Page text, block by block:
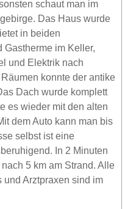
schaut man im
Das Haus wurde
in beiden
im Keller,
und Elektrik nach
konnte der antike
Dach wurde komplett
es wieder mit den alten
dem Auto kann man bis
selbst ist eine
In 2 Minuten
5 km am Strand. Alle
und Arztpraxen sind im